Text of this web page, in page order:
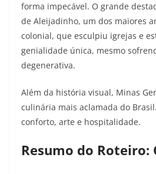
forma impecável. O grande
de Aleijadinho, um dos maiores
colonial, que esculpiu igrejas e
genialidade única, mesmo
degenerativa.
Além da história visual, Minas
culinária mais aclamada do
conforto, arte e hospitalidade.
Resumo do Roteiro: